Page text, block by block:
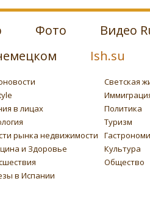
Фото
Видео
Ish.su
Светская
в лицах
Политика
Туризм
рынка недвижимости
и Здоровье
Культура
Общество
в Испании